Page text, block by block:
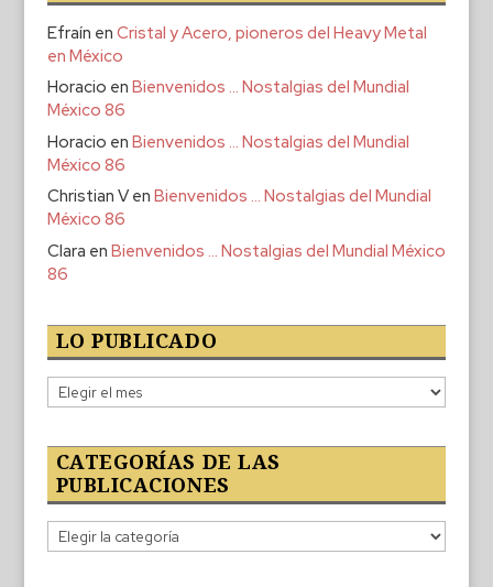
Efraín en Cristal y Acero, pioneros del Heavy Metal
en México
Horacio en Bienvenidos … Nostalgias del Mundial
México 86
Horacio en Bienvenidos … Nostalgias del Mundial
México 86
Christian Ven Bienvenidos … Nostalgias del Mundial
México 86
Clara en Bienvenidos … Nostalgias del Mundial México
86
LO PUBLICADO
Lo
publicado
CATEGORÍAS DE LAS
PUBLICACIONES
Categorías
de